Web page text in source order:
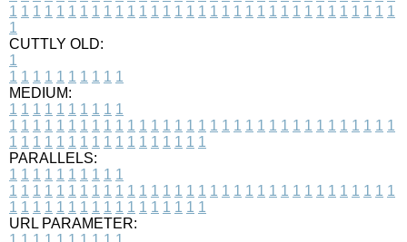
1 1 1 1 1 1 1 1 1 1 1 1 1 1 1 1 1 1 1 1 1 1 1 1 1 1 1 1 1 1 1 1 1
1
CUTTLY OLD:
1
1 1 1 1 1 1 1 1 1 1
MEDIUM:
1 1 1 1 1 1 1 1 1 1
1 1 1 1 1 1 1 1 1 1 1 1 1 1 1 1 1 1 1 1 1 1 1 1 1 1 1 1 1 1 1 1 1
1 1 1 1 1 1 1 1 1 1 1 1 1 1 1 1 1
PARALLELS:
1 1 1 1 1 1 1 1 1 1
1 1 1 1 1 1 1 1 1 1 1 1 1 1 1 1 1 1 1 1 1 1 1 1 1 1 1 1 1 1 1 1 1
1 1 1 1 1 1 1 1 1 1 1 1 1 1 1 1 1
URL PARAMETER: